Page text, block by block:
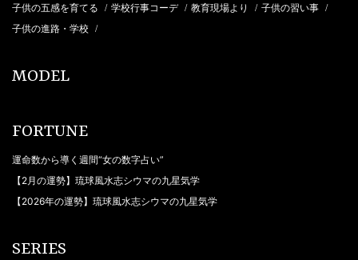
子供の五感を育てる / 学校行事コーデ / 教育現場より / 子供の習い事 /
子供の進路・学校 /
MODEL
FORTUNE
運命数から導く週間“女の数字占い”
【2月の運勢】琉球風水志シウマの九星気学
【2026年の運勢】琉球風水志シウマの九星気学
SERIES